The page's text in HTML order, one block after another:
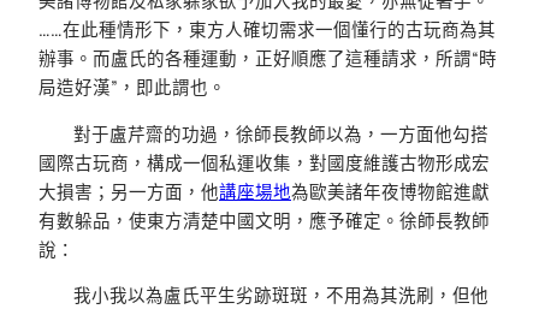
……在此種情形下，東方人確切需求一個懂行的古玩商為其
辦事。而盧氏的各種運動，正好順應了這種請求，所謂“時
局造好漢”，即此謂也。
對于盧芹齋的功過，徐師長教師以為，一方面他勾搭
國際古玩商，構成一個私運收集，對國度維護古物形成宏
大損害；另一方面，他講座場地為歐美諸年夜博物館進獻
有數躲品，使東方清楚中國文明，應予確定。徐師長教師
說：
我小我以為盧氏平生劣跡斑斑，不用為其洗刷，但他